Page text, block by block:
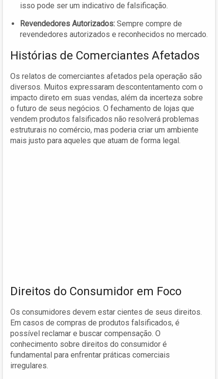
isso pode ser um indicativo de falsificação.
Revendedores Autorizados: Sempre compre de
revendedores autorizados e reconhecidos no mercado.
Histórias de Comerciantes Afetados
Os relatos de comerciantes afetados pela operação são
diversos. Muitos expressaram descontentamento com o
impacto direto em suas vendas, além da incerteza sobre
o futuro de seus negócios. O fechamento de lojas que
vendem produtos falsificados não resolverá problemas
estruturais no comércio, mas poderia criar um ambiente
mais justo para aqueles que atuam de forma legal.
Direitos do Consumidor em Foco
Os consumidores devem estar cientes de seus direitos.
Em casos de compras de produtos falsificados, é
possível reclamar e buscar compensação. O
conhecimento sobre direitos do consumidor é
fundamental para enfrentar práticas comerciais
irregulares.